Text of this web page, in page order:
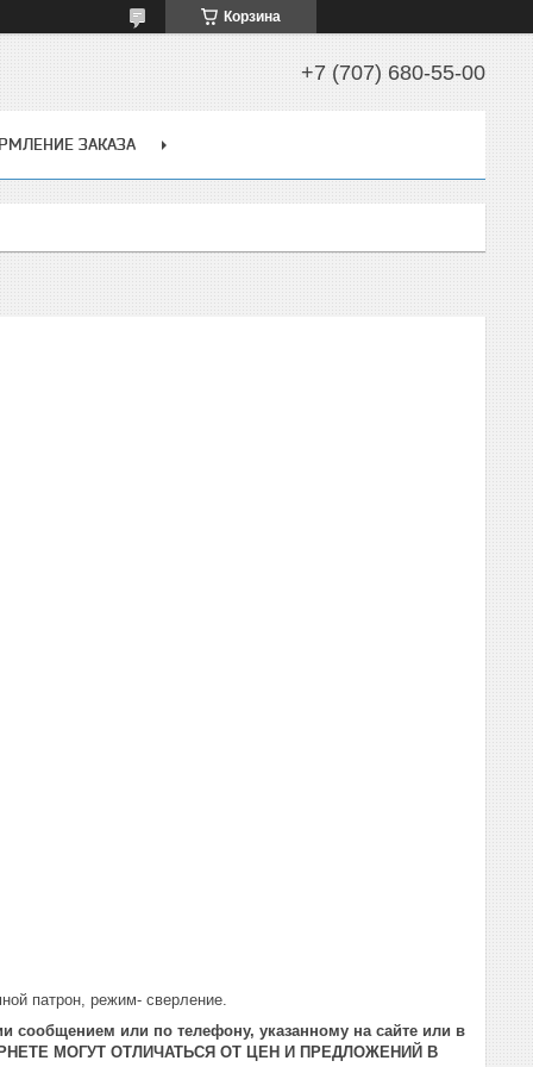
Корзина
+7 (707) 680-55-00
ЗАКАЗА
патрон, режим- сверление.
сообщением или по телефону, указанному на сайте или в
МОГУТ ОТЛИЧАТЬСЯ ОТ ЦЕН И ПРЕДЛОЖЕНИЙ В